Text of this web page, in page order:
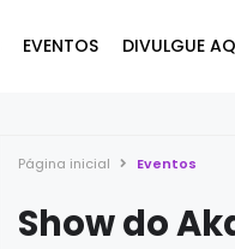
EVENTOS DIVULGUE
Página inicial Eventos
Show do